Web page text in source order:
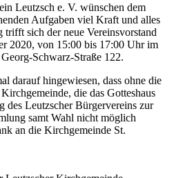
Leutzsch e. V. wünschen dem
Aufgaben viel Kraft und alles
trifft sich der neue Vereinsvorstand
2020, von 15:00 bis 17:00 Uhr im
Schwarz-Straße 122.
darauf hingewiesen, dass ohne die
die das Gotteshaus
des Leutzscher Bürgervereins zur
samt Wahl nicht möglich
an die Kirchgemeinde St.